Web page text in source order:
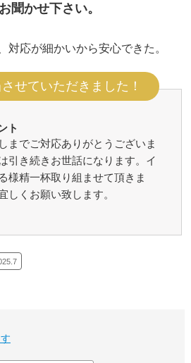
聞かせ下さい。
対応が細かいから安心できた。
せていただきました！
ト
までご対応ありがとうございま
引き続きお世話になります。イ
様精一杯取り組ませて頂きま
しくお願い致します。